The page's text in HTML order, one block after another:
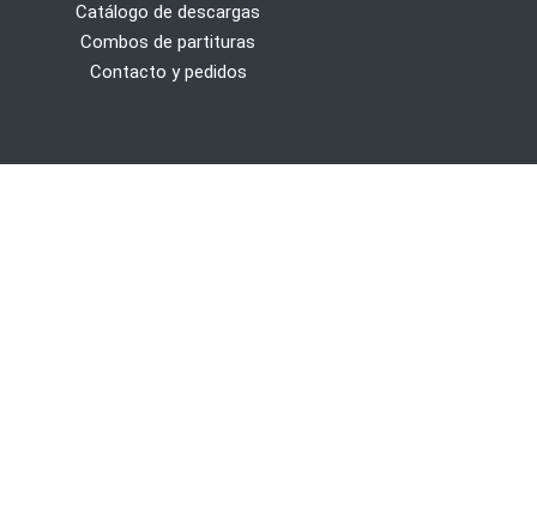
Catálogo de descargas
Combos de partituras
Contacto y pedidos